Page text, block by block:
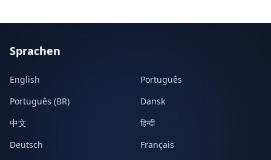
Sprachen
English
Português
Português (BR)
Dansk
中文
हिन्दी
Deutsch
Français